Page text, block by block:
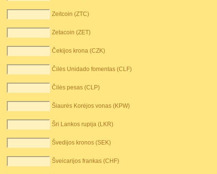
Zeitcoin (ZTC)
Zetacoin (ZET)
Čekijos krona (CZK)
Čilės Unidado fomentas (CLF)
Čilės pesas (CLP)
Šiaurės Korėjos vonas (KPW)
Šri Lankos rupija (LKR)
Švedijos kronos (SEK)
Šveicarijos frankas (CHF)